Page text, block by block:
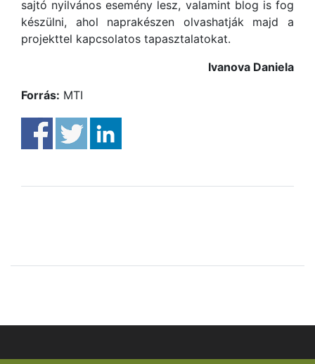
sajtó nyilvános esemény lesz, valamint blog is fog
készülni, ahol naprakészen olvashatják majd a
projekttel kapcsolatos tapasztalatokat.
Ivanova Daniela
Forrás: MTI